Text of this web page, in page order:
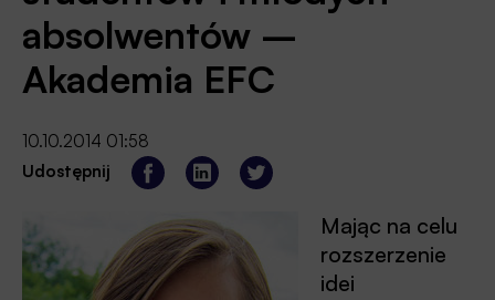
absolwentów –
Akademia EFC
10.10.2014 01:58
Udostępnij
Mając na celu
rozszerzenie
idei